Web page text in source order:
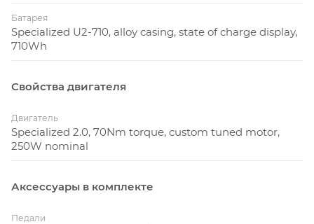
Батарея
Specialized U2-710, alloy casing, state of charge display,
710Wh
Свойства двигателя
Двигатель
Specialized 2.0, 70Nm torque, custom tuned motor,
250W nominal
Аксессуары в комплекте
Педали